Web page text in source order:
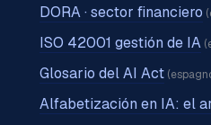
DORA · sector financiero
ISO 42001 gestión de IA
Glosario del AI Act
Alfabetización en IA: el